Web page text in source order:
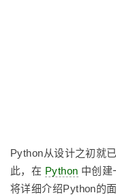
Python从设计之初就
此，在 Python 中创建
将详细介绍Python的